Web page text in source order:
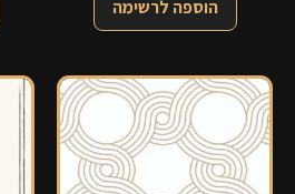
הוספה לרשימה